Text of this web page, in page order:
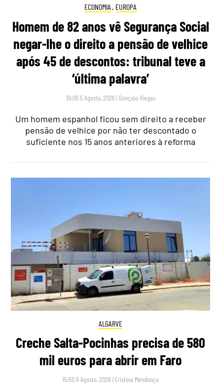
ECONOMIA , EUROPA
Homem de 82 anos vê Segurança Social
negar-lhe o direito a pensão de velhice
após 45 de descontos: tribunal teve a
‘última palavra’
19:00 5 Agosto, 2026 | Gonçalo Viegas
Um homem espanhol ficou sem direito a receber
pensão de velhice por não ter descontado o
suficiente nos 15 anos anteriores à reforma
ALGARVE
Creche Salta-Pocinhas precisa de 580
mil euros para abrir em Faro
15:50 6 Agosto, 2026 | Cristina Mendonça